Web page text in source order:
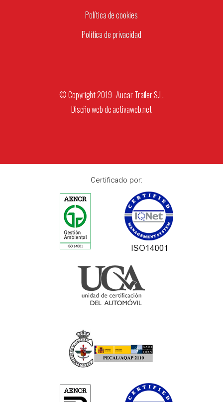
Política de cookies
Política de privacidad
© Copyright 2019 · Aucar Trailer S.L.
Diseño web deactivaweb.net
Certificado por: